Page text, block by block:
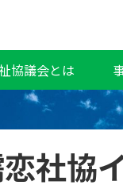
協議会とは
社協